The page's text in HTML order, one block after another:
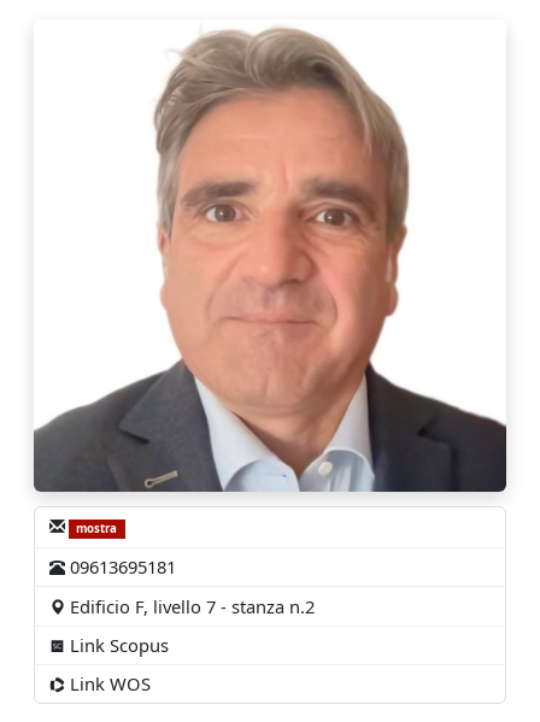
mostra
09613695181
Edificio F, livello 7 - stanza n.2
Link Scopus
Link WOS